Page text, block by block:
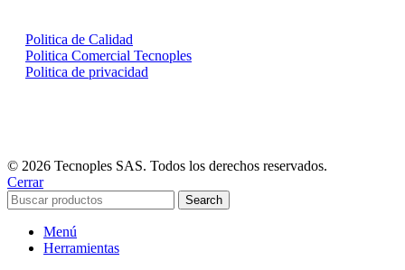
Politica de Calidad
Politica Comercial Tecnoples
Politica de privacidad
© 2026 Tecnoples SAS. Todos los derechos reservados.
Cerrar
Search
Menú
Herramientas